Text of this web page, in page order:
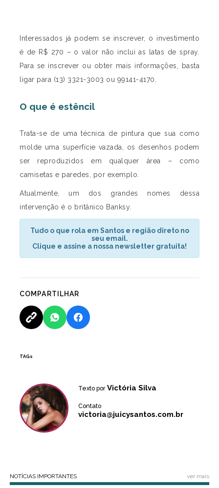
Interessados já podem se inscrever, o investimento
é de R$ 270 – o valor não inclui as latas de spray.
Para se inscrever ou obter mais informações, basta
ligar para (13) 3321-3003 ou 99141-4170.
O que é estêncil
Trata-se de uma técnica de pintura que sua como
molde uma superfície vazada, os desenhos podem
ser reproduzidos em qualquer área – como
camisetas e paredes, por exemplo.
Atualmente, um dos grandes nomes dessa
intervenção é o britânico Banksy.
Tudo o que rola em Santos e região direto no
seu email.
Clique e assine a nossa newsletter gratuita!
COMPARTILHAR
TAGs
Texto por Victória Silva
Contato
victoria@juicysantos.com.br
NOTÍCIAS IMPORTANTES ver mais